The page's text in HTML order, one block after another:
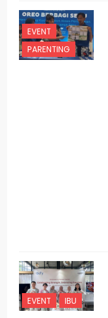
EVENT
PARENTING
EVENT IBU